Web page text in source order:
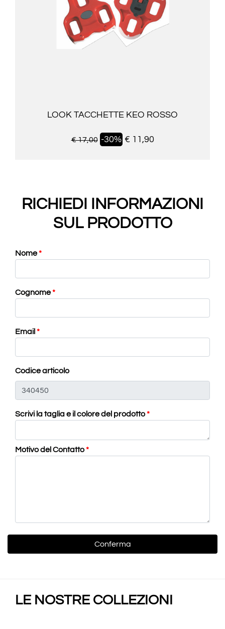
LOOK TACCHETTE KEO ROSSO
€ 17,00 -30% € 11,90
RICHIEDI INFORMAZIONI
SUL PRODOTTO
Nome*
Cognome*
Email *
Codice articolo
Scrivi la taglia e il colore del prodotto*
Motivo del Contatto*
LE NOSTRE COLLEZIONI